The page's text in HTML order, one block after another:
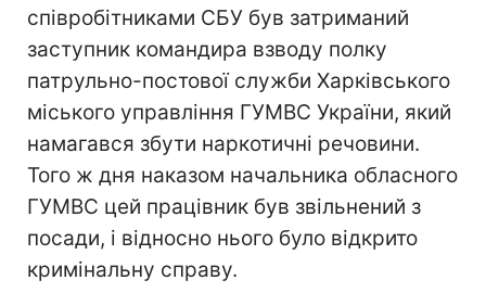
співробітниками СБУ був затриманий
заступник командира взводу полку
патрульно-постової служби Харківського
міського управління ГУМВС України, який
намагався збути наркотичні речовини.
Того ж дня наказом начальника обласного
ГУМВС цей працівник був звільнений з
посади, і відносно нього було відкрито
кримінальну справу.